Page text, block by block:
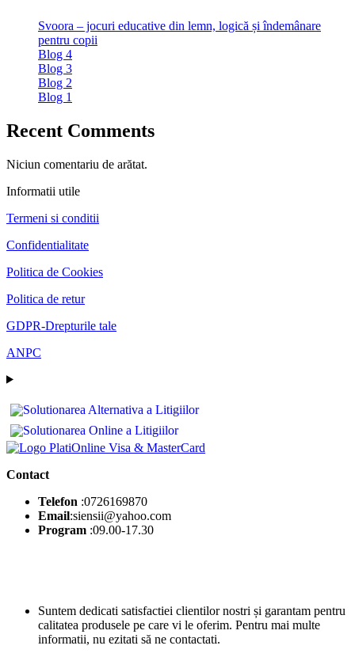
Svoora – jocuri educative din lemn, logică și îndemânare
pentru copii
Blog 4
Blog 3
Blog 2
Blog 1
Recent Comments
Niciun comentariu de arătat.
Informatii utile
Termeni si conditii
Confidentialitate
Politica de Cookies
Politica de retur
GDPR-Drepturile tale
ANPC
Contact
Telefon :0726169870
Email:siensii@yahoo.com
Program :09.00-17.30
Suntem dedicati satisfactiei clientilor nostri și garantam pentru
calitatea produsele pe care vi le oferim. Pentru mai multe
informatii, nu ezitati să ne contactati.